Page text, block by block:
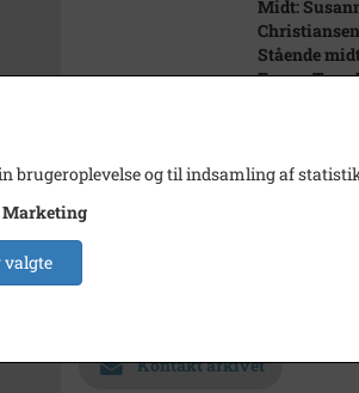
Midt:
Stående
Foran:
Fotograf
Ukendt
Størrelse
arkivets
Kontakt arkivet
brugeroplevelse og til indsamling af
Marketing
valgte